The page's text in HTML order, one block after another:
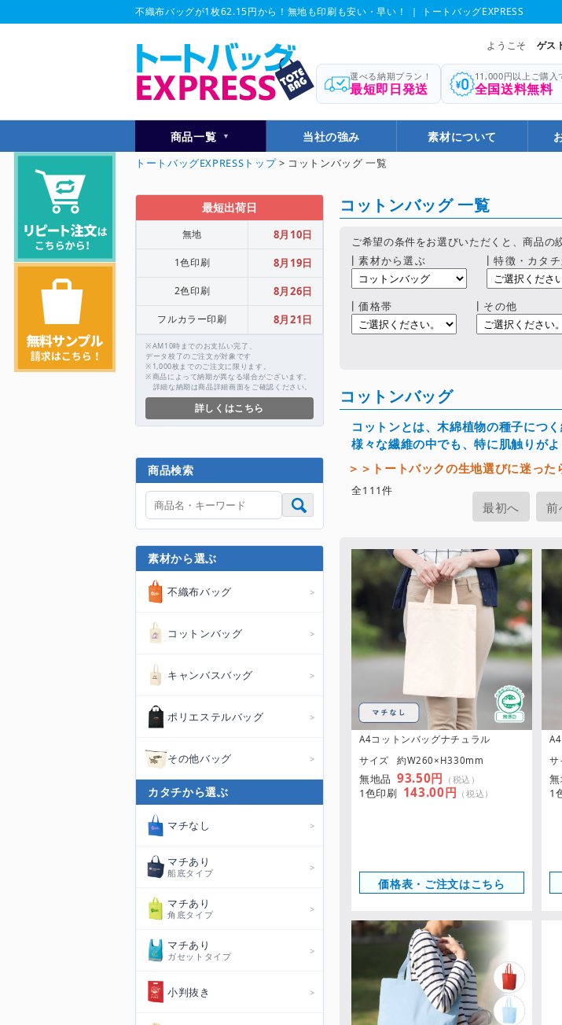
不織布バッグが1枚62.15円から！無地も印刷も安い・早い！ ｜ トートバッグEXPRESS
ようこそ ゲス
選べる納期プラン！
最短即日発送
11,000円以上ご購入
全国送料無料
商品一覧 当社の強み 素材について
トートバッグEXPRESSトップ> コットンバッグ 一覧
コットンバッグ 一覧
ご希望の条件をお選びいただくと、商品の
┃素材から選ぶ
┃特徴・カタ
┃価格帯 ┃その他
コットンバッグ
コットンとは、木綿植物の種子につ
様々な繊維の中でも、特に肌触りが
＞＞トートバックの生地選びに迷った
全111件
前
最初へ
A4コットンバッグナチュラル
サイズ
約W260×H330mm
無地品 93.50円 （税込）
1色印刷 143.00円 （税込）
価格表・ご注文はこちら
サ
無
1
最短出荷日
無地 8月10日
1色印刷 8月19日
2色印刷 8月26日
フルカラー印刷 8月21日
※AM10時までのお支払い完了、
データ校了のご注文が対象です
※1,000枚までのご注文に限ります。
※商品によって納期が異なる場合がございます。
詳細な納期は商品詳細画面をご確認ください。
詳しくはこちら
商品検索
素材から選ぶ
不織布バッグ
コットンバッグ
キャンバスバッグ
ポリエステルバッグ
その他バッグ
カタチから選ぶ
マチなし
マチあり
船底タイプ
マチあり
角底タイプ
マチあり
ガセットタイプ
小判抜き